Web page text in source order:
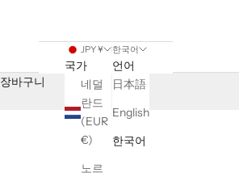
JPY ¥
국가
네덜
란드
(EUR
€)
노르
한국어
언어
日本語
English
한국어
장바구니